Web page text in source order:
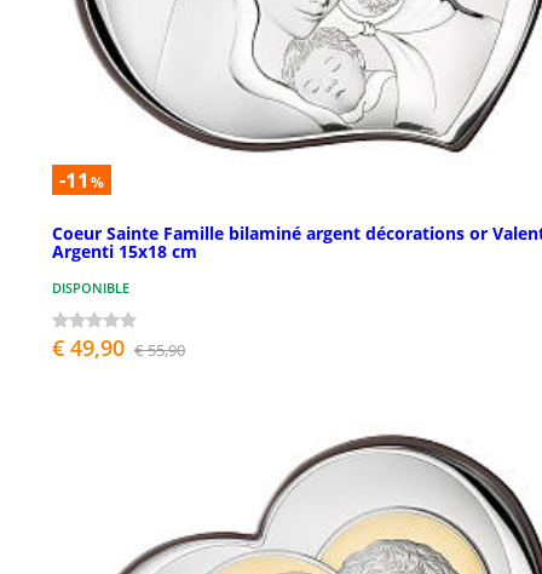
-11 %
Coeur Sainte Famille bilaminé argent décorations or
Argenti 15x18 cm
DISPONIBLE
€ 49,90 € 55,90